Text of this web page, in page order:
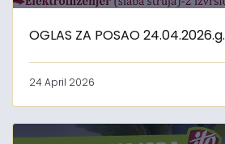
OGLAS ZA POSAO 24.04.2026.g.
24 April 2026